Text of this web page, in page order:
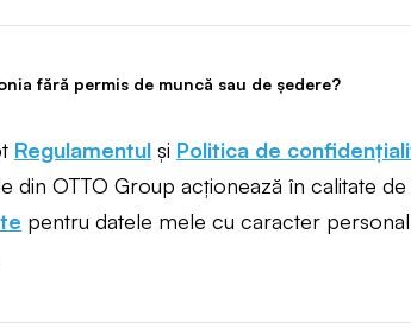
fără permis de muncă sau de ședere?
Regulamentul și Politica de
din OTTO Group acționează în calitate de
pentru datele mele cu caracter